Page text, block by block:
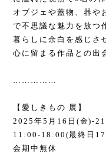
オブジェや蓋物、器や
で不思議な魅力を放つ
暮らしに余白を感じさ
心に留まる作品との出
……………
【愛しきもの 展】
2025年5 月 16 日 (金)-21
11:00-18:00(最終日
会期中無休